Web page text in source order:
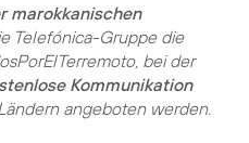
marokkanischen
Telefónica-Gruppe die
bei der
Kommunikation
angeboten werden.